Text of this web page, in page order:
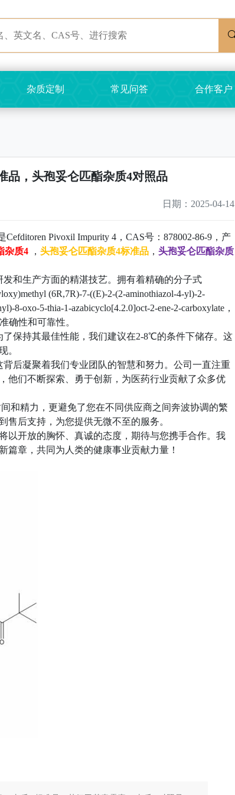
杂质定制 常见问答 合作客户
品，头孢妥仑匹酯杂质4对照品
日期：2025-04-14
Cefditoren Pivoxil Impurity 4，CAS号：878002-86-9，产
杂质4 ， 头孢妥仑匹酯杂质4标准品 ， 头孢妥仑匹酯杂质
和生产方面的精湛技艺。拥有着精确的分子式
(6R,7R)-7-((E)-2-(2-aminothiazol-4-yl)-2-
8-oxo-5-thia-1-azabicyclo[4.2.0]oct-2-ene-2-carboxylate，
确性和可靠性。
保持其最佳性能，我们建议在2-8℃的条件下储存。这
。
后凝聚着我们专业团队的智慧和努力。公司一直注重
他们不断探索、勇于创新，为医药行业贡献了众多优
和精力，更避免了您在不同供应商之间奔波协调的繁
后支持，为您提供无微不至的服务。
开放的胸怀、真诚的态度，期待与您携手合作。我
篇章，共同为人类的健康事业贡献力量！